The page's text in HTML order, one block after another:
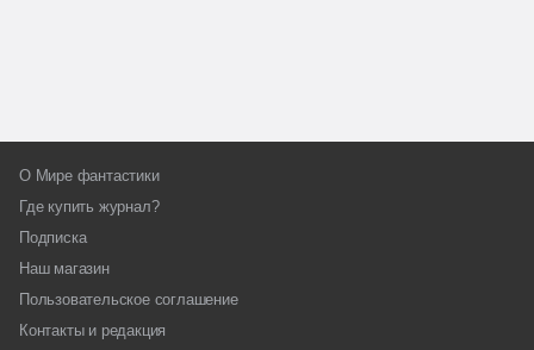
О Мире фантастики
Где купить журнал?
Подписка
Наш магазин
Пользовательское соглашение
Контакты и редакция